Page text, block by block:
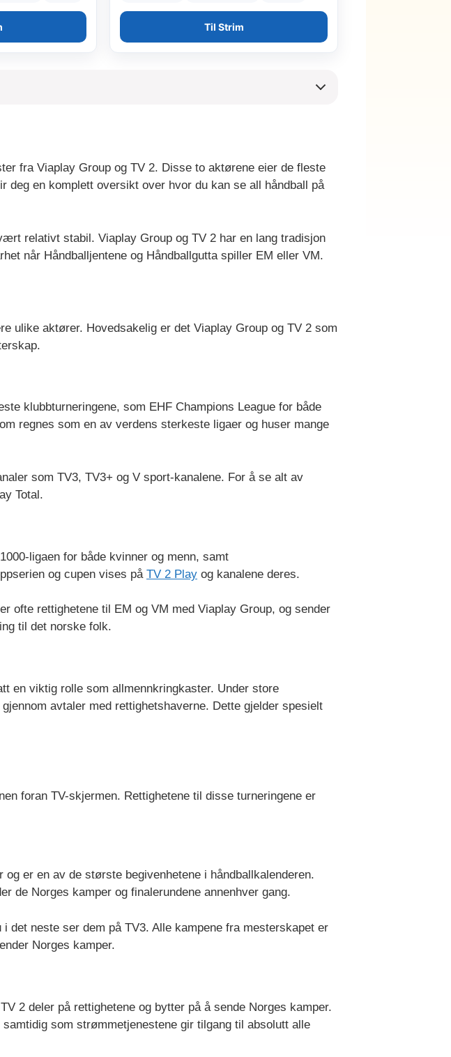
Til Strim
fra Viaplay Group og TV 2. Disse to aktørene eier de fleste
deg en komplett oversikt over hvor du kan se all håndball på
relativt stabil. Viaplay Group og TV 2 har en lang tradisjon
når Håndballjentene og Håndballgutta spiller EM eller VM.
ulike aktører. Hovedsakelig er det Viaplay Group og TV 2 som
klubbturneringene, som EHF Champions League for både
regnes som en av verdens sterkeste ligaer og huser mange
som TV3, TV3+ og V sport-kanalene. For å se alt av
Total.
ligaen for både kvinner og menn, samt
og cupen vises på TV 2 Play og kanalene deres.
ofte rettighetene til EM og VM med Viaplay Group, og sender
til det norske folk.
en viktig rolle som allmennkringkaster. Under store
avtaler med rettighetshaverne. Dette gjelder spesielt
foran TV-skjermen. Rettighetene til disse turneringene er
er en av de største begivenhetene i håndballkalenderen.
de Norges kamper og finalerundene annenhver gang.
det neste ser dem på TV3. Alle kampene fra mesterskapet er
Norges kamper.
2 deler på rettighetene og bytter på å sende Norges kamper.
som strømmetjenestene gir tilgang til absolutt alle